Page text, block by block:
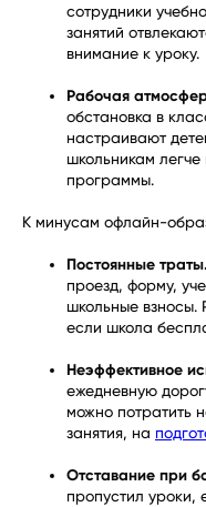
сотрудники
занятий
внимание к уроку.
Рабочая
обстановка в
настраивают
школьникам легче
программы.
К минусам офлайн-
Постоянные траты.
проезд, форму,
школьные взносы.
если школа
Неэффективное
ежедневную
можно потратить
занятия, на
Отставание при
пропустил уроки,